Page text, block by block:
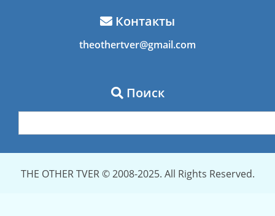
Контакты
theothertver@gmail.com
Поиск
THE OTHER TVER © 2008-2025. All Rights Reserved.